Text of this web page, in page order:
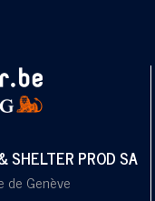
SHELTER PROD SA
de Genève